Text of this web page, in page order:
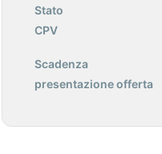
Stato
CPV
Scadenza
presentazione offerta